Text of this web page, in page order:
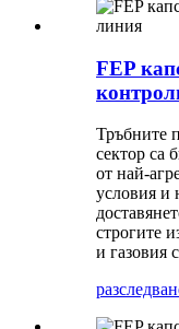
FEP
Тръбните
сектор са
от най-
условия и
строгите
и газовия